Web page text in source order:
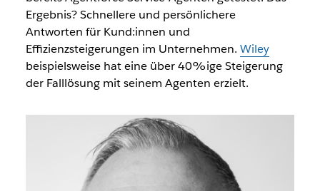
Ergebnis? Schnellere und persönlichere
Antworten für Kund:innen und
Effizienzsteigerungen im Unternehmen. Wiley
beispielsweise hat eine über 40%ige Steigerung
der Falllösung mit seinem Agenten erzielt.